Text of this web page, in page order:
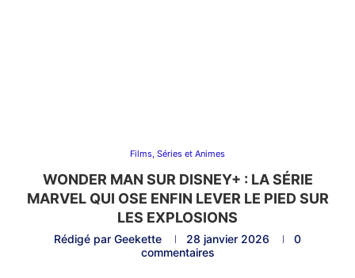
Films, Séries et Animes
WONDER MAN SUR DISNEY+ : LA SÉRIE
MARVEL QUI OSE ENFIN LEVER LE PIED SUR
LES EXPLOSIONS
Rédigé par Geekette 28 janvier 2026
0
commentaires